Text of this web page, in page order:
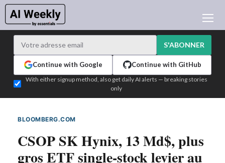
APPRENDRE L'IA
L'ACTU IA DU JOUR
TEST EDITION BUILDER
CONNEXION
S'ABONNER
Continue with Google Continue with GitHub
With either signup method, also get daily AI alerts — breaking stories
only
BLOOMBERG.COM
CSOP SK Hynix, 13 Md$, plus
gros ETF single-stock levier au